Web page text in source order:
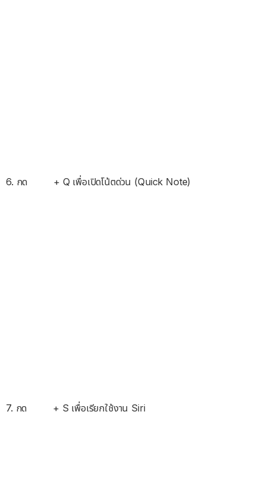
6. กด + Q เพื่อเปิดโน้ตด่วน (Quick Note)
7. กด + S เพื่อเรียกใช้งาน Siri